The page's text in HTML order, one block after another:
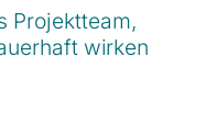
Projektteam,
wirken